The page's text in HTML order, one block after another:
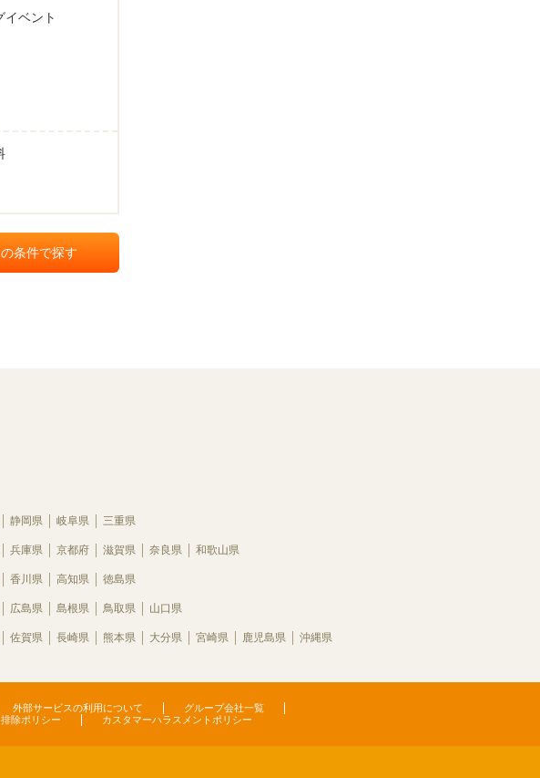
イベント
静岡県 岐阜県 三重県
兵庫県 京都府 滋賀県 奈良県 和歌山県
香川県 高知県 徳島県
広島県 島根県 鳥取県 山口県
佐賀県 長崎県 熊本県 大分県 宮崎県 鹿児島県 沖縄県
外部サービスの利用について
グループ会社一覧
除ポリシー カスタマーハラスメントポリシー